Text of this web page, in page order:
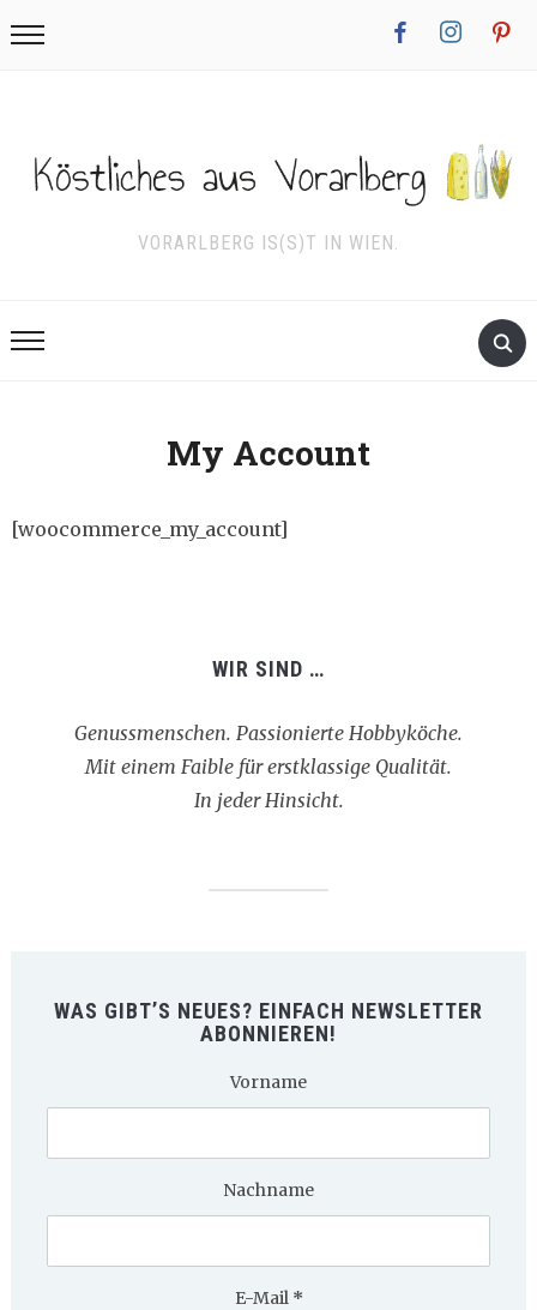
facebook instagrampinterest
VORARLBERG IS(S)T IN WIEN.
My Account
[woocommerce_my_account]
WIR SIND …
Genussmenschen. Passionierte Hobbyköche.
Mit einem Faible für erstklassige Qualität.
In jeder Hinsicht.
WAS GIBT’S NEUES? EINFACH NEWSLETTER
ABONNIEREN!
Vorname
Nachname
E-Mail *